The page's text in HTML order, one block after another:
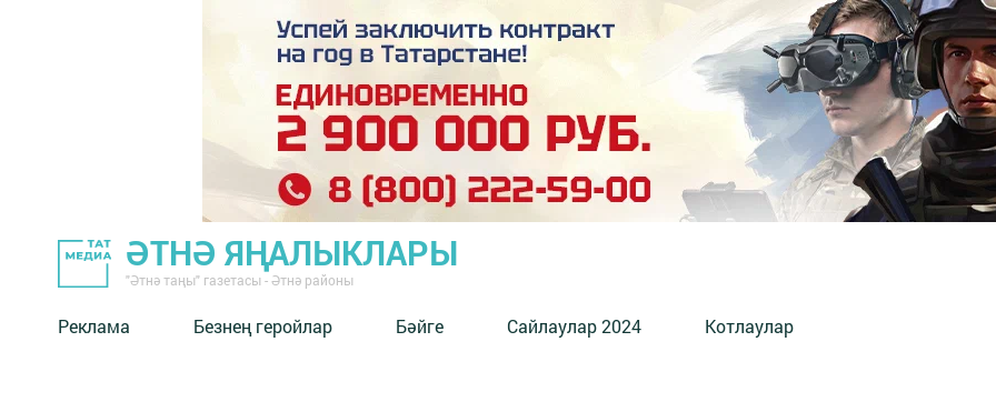
ӘТНӘ ЯҢАЛЫКЛАРЫ
"Әтнә таңы" газетасы - Әтнә районы
Реклама Безнең геройлар Бәйге Сайлаулар 2024 Котлаулар